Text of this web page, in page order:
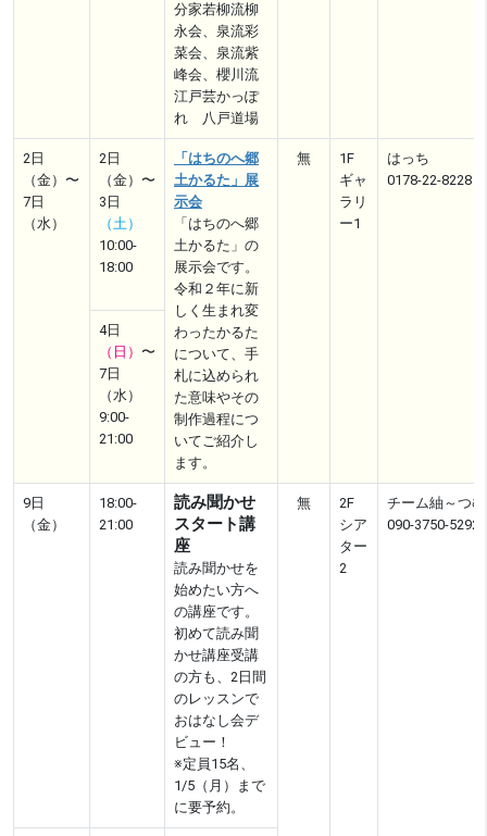
分家若柳流柳
永会、泉流彩
菜会、泉流紫
峰会、櫻川流
江戸芸かっぽ
れ 八戸道場
2日
（金）〜
7日
（水）
2日
（金）〜
3日
（土）
10:00-
18:00
「はちのへ郷
土かるた」展
示会
「はちのへ郷
土かるた」の
展示会です。
令和２年に新
しく生まれ変
わったかるた
について、手
札に込められ
た意味やその
制作過程につ
いてご紹介し
ます。
無
1F
ギャ
ラリ
ー1
はっち
0178-22-8228
4日
（日） 〜
7日
（水）
9:00-
21:00
9日
（金）
18:00-
21:00
読み聞かせ
スタート講
座
読み聞かせを
始めたい方へ
の講座です。
初めて読み聞
かせ講座受講
の方も、2日間
のレッスンで
おはなし会デ
ビュー！
※定員15名、
1/5（月）まで
に要予約。
無
2F
シア
ター
2
チーム紬～つ
090-3750-5292